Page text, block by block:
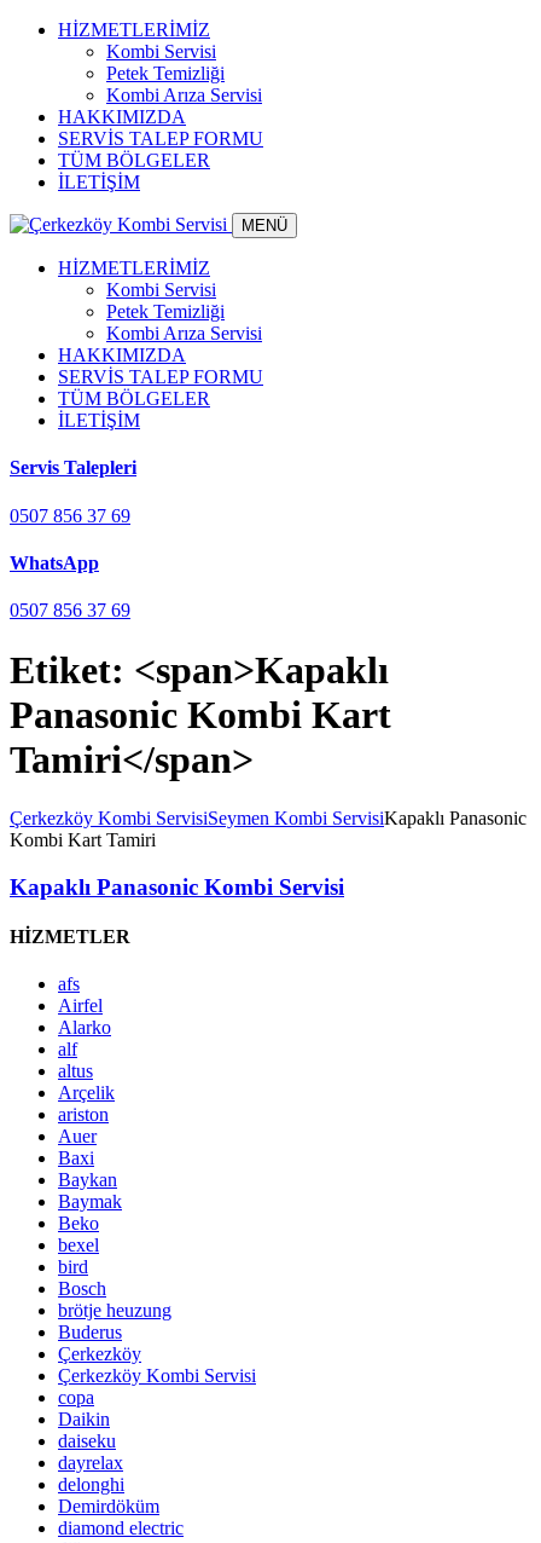
HİZMETLERİMİZ
Kombi Servisi
Petek Temizliği
Kombi Arıza Servisi
HAKKIMIZDA
SERVİS TALEP FORMU
TÜM BÖLGELER
İLETİŞİM
MENÜ
HİZMETLERİMİZ
Kombi Servisi
Petek Temizliği
Kombi Arıza Servisi
HAKKIMIZDA
SERVİS TALEP FORMU
TÜM BÖLGELER
İLETİŞİM
Servis Talepleri
0507 856 37 69
WhatsApp
0507 856 37 69
Etiket: <span>Kapaklı
Panasonic Kombi Kart
Tamiri</span>
Çerkezköy Kombi ServisiSeymen Kombi ServisiKapaklı Panasonic
Kombi Kart Tamiri
Kapaklı Panasonic Kombi Servisi
HİZMETLER
afs
Airfel
Alarko
alf
altus
Arçelik
ariston
Auer
Baxi
Baykan
Baymak
Beko
bexel
bird
Bosch
brötje heuzung
Buderus
Çerkezköy
Çerkezköy Kombi Servisi
copa
Daikin
daiseku
dayrelax
delonghi
Demirdöküm
diamond electric